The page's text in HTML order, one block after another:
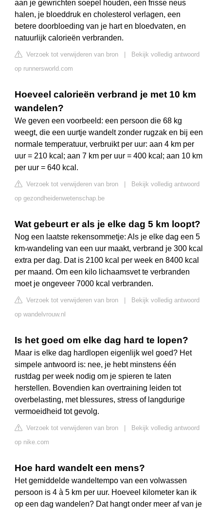
aan je gewrichten soepel houden, een frisse neus
halen, je bloeddruk en cholesterol verlagen, een
betere doorbloeding van je hart en bloedvaten, en
natuurlijk calorieën verbranden.
Verzoek tot verwijderen van bron
Bekijk volledig antwoord
op runnersworld.com
Hoeveel calorieën verbrand je met 10 km
wandelen?
We geven een voorbeeld: een persoon die 68 kg
weegt, die een uurtje wandelt zonder rugzak en bij een
normale temperatuur, verbruikt per uur: aan 4 km per
uur = 210 kcal; aan 7 km per uur = 400 kcal; aan 10 km
per uur = 640 kcal.
Verzoek tot verwijderen van bron
Bekijk volledig antwoord
op gezondheidenwetenschap.be
Wat gebeurt er als je elke dag 5 km loopt?
Nog een laatste rekensommetje: Als je elke dag een 5
km-wandeling van een uur maakt, verbrand je 300 kcal
extra per dag. Dat is 2100 kcal per week en 8400 kcal
per maand. Om een kilo lichaamsvet te verbranden
moet je ongeveer 7000 kcal verbranden.
Verzoek tot verwijderen van bron
Bekijk volledig antwoord
op wandelvrouw.nl
Is het goed om elke dag hard te lopen?
Maar is elke dag hardlopen eigenlijk wel goed? Het
simpele antwoord is: nee, je hebt minstens één
rustdag per week nodig om je spieren te laten
herstellen. Bovendien kan overtraining leiden tot
overbelasting, met blessures, stress of langdurige
vermoeidheid tot gevolg.
Verzoek tot verwijderen van bron
Bekijk volledig antwoord
op nike.com
Hoe hard wandelt een mens?
Het gemiddelde wandeltempo van een volwassen
persoon is 4 à 5 km per uur. Hoeveel kilometer kan ik
op een dag wandelen? Dat hangt onder meer af van je